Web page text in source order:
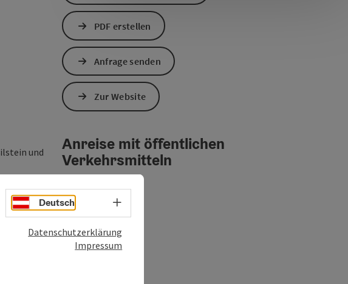
und
ab.
bietet
PDF erstellen
Anfrage senden
Zur Website
Anreise mit öffentlichen
Verkehrsmitteln
Deutsch Sprachwahl - Menü öffnen
Datenschutzerklärung
Impressum